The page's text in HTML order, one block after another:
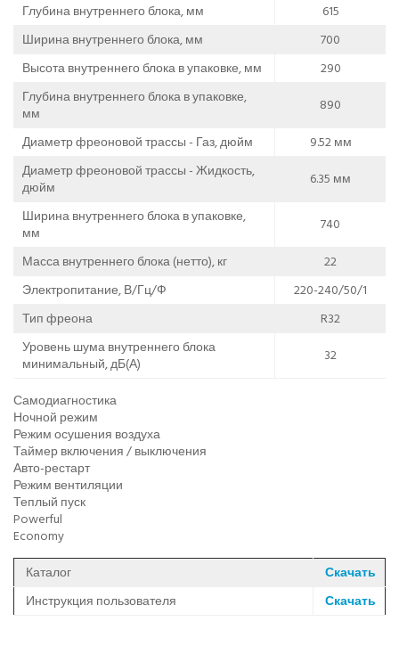
Глубина внутреннего блока, мм
615
Ширина внутреннего блока, мм
700
Высота внутреннего блока в упаковке, мм
290
Глубина внутреннего блока в упаковке,
мм
890
Диаметр фреоновой трассы - Газ, дюйм
9.52 мм
Диаметр фреоновой трассы - Жидкость,
дюйм
6.35 мм
Ширина внутреннего блока в упаковке,
мм
740
Масса внутреннего блока (нетто), кг
22
Электропитание, В/Гц/Ф
220-240/50/1
Тип фреона
R32
Уровень шума внутреннего блока
минимальный, дБ(А)
32
Самодиагностика
Ночной режим
Режим осушения воздуха
Таймер включения / выключения
Авто-рестарт
Режим вентиляции
Теплый пуск
Powerful
Economy
Каталог
Скачать
Инструкция пользователя
Скачать